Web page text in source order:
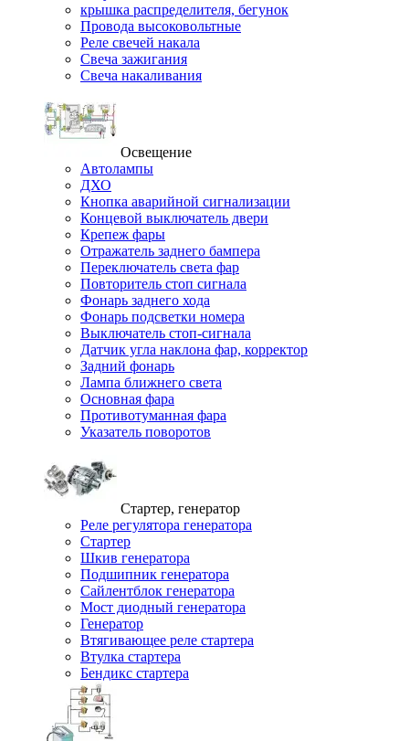
крышка распределителя, бегунок
Провода высоковольтные
Реле свечей накала
Свеча зажигания
Свеча накаливания
Освещение
Автолампы
ДХО
Кнопка аварийной сигнализации
Концевой выключатель двери
Крепеж фары
Отражатель заднего бампера
Переключатель света фар
Повторитель стоп сигнала
Фонарь заднего хода
Фонарь подсветки номера
Выключатель стоп-сигнала
Датчик угла наклона фар, корректор
Задний фонарь
Лампа ближнего света
Основная фара
Противотуманная фара
Указатель поворотов
Стартер, генератор
Реле регулятора генератора
Стартер
Шкив генератора
Подшипник генератора
Сайлентблок генератора
Мост диодный генератора
Генератор
Втягивающее реле стартера
Втулка стартера
Бендикс стартера